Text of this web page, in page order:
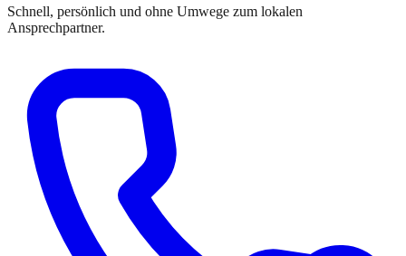
Schnell, persönlich und ohne Umwege zum lokalen
Ansprechpartner.